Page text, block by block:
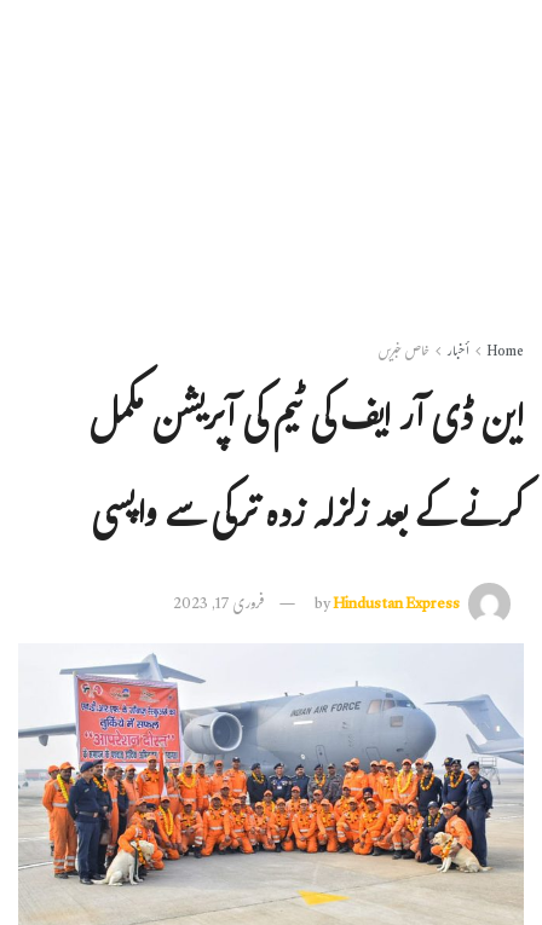
Home أخبار خاص خبریں
این ڈی آر ایف کی ٹیم کی آپریشن مکمل
کرنے کے بعد زلزلہ زدہ ترکی سے واپسی
byHindustan Express فروری 17, 2023